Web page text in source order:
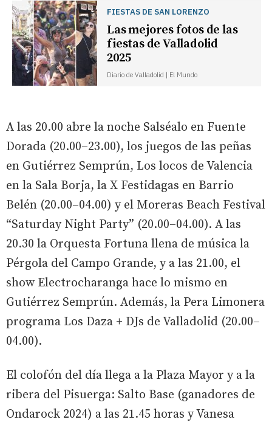
FIESTAS DE SAN LORENZO
Las mejores fotos de las
fiestas de Valladolid
2025
Diario de Valladolid | El Mundo
A las 20.00 abre la noche Salséalo en Fuente
Dorada (20.00–23.00), los juegos de las peñas
en Gutiérrez Semprún, Los locos de Valencia
en la Sala Borja, la X Festidagas en Barrio
Belén (20.00–04.00) y el Moreras Beach Festival
“Saturday Night Party” (20.00–04.00). A las
20.30 la Orquesta Fortuna llena de música la
Pérgola del Campo Grande, y a las 21.00, el
show Electrocharanga hace lo mismo en
Gutiérrez Semprún. Además, la Pera Limonera
programa Los Daza + DJs de Valladolid (20.00–
04.00).
El colofón del día llega a la Plaza Mayor y a la
ribera del Pisuerga: Salto Base (ganadores de
Ondarock 2024) a las 21.45 horas y Vanesa